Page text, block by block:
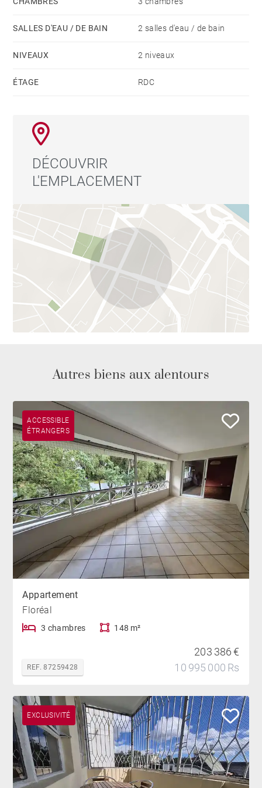
SALLES D'EAU / DE BAIN 2 salles d'eau / de bain
NIVEAUX 2 niveaux
ÉTAGE RDC
DÉCOUVRIR
L'EMPLACEMENT
Autres biens aux alentours
ACCESSIBLE
ÉTRANGERS
Appartement
Floréal
3 chambres 148 m²
REF. 87259428
203 386 €
10 995 000 Rs
EXCLUSIVITÉ